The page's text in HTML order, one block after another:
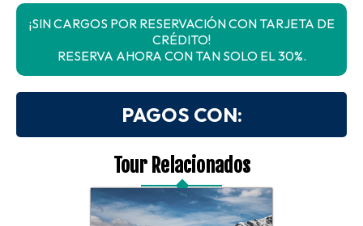
¡SIN CARGOS POR RESERVACIÓN CON TARJETA DE
CRÉDITO!
RESERVA AHORA CON TAN SOLO EL 30%.
PAGOS CON:
Tour Relacionados